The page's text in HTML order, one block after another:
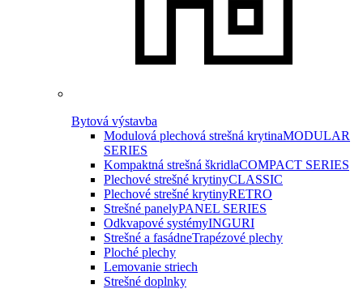
Bytová výstavba
Modulová plechová strešná krytinaMODULAR
SERIES
Kompaktná strešná škridlaCOMPACT SERIES
Plechové strešné krytinyCLASSIC
Plechové strešné krytinyRETRO
Strešné panelyPANEL SERIES
Odkvapové systémyINGURI
Strešné a fasádneTrapézové plechy
Ploché plechy
Lemovanie striech
Strešné doplnky